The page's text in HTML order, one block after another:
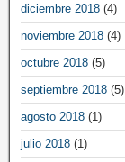
diciembre 2018 (4)
noviembre 2018 (4)
octubre 2018 (5)
septiembre 2018 (5)
agosto 2018 (1)
julio 2018 (1)